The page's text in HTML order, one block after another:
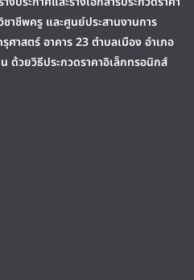
าชีพครู และศูนย์ประสานงานการ
าสตร์ อาคาร 23 ตำบลเมือง อำเภอ
ด้วยวิธีประกวดราคาอิเล็กทรอนิกส์